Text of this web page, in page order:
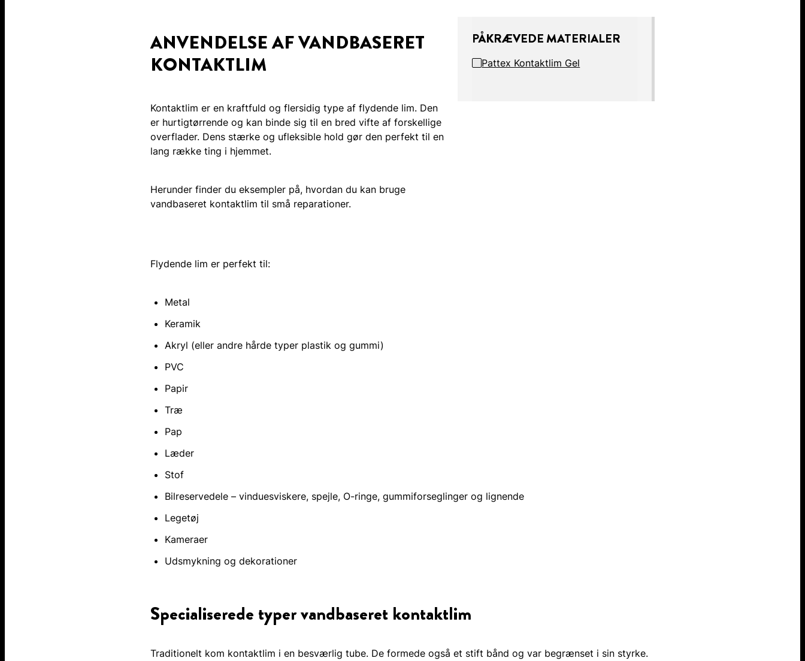
ANVENDELSE AF VANDBASERET
KONTAKTLIM
Kontaktlim er en kraftfuld og flersidig type af flydende lim. Den
er hurtigtørrende og kan binde sig til en bred vifte af forskellige
overflader. Dens stærke og ufleksible hold gør den perfekt til en
lang række ting i hjemmet.
Herunder finder du eksempler på, hvordan du kan bruge
vandbaseret kontaktlim til små reparationer.
PÅKRÆVEDE MATERIALER
Pattex Kontaktlim Gel
Flydende lim er perfekt til:
Metal
Keramik
Akryl (eller andre hårde typer plastik og gummi)
PVC
Papir
Træ
Pap
Læder
Stof
Bilreservedele – vinduesviskere, spejle, O-ringe, gummiforseglinger og lignende
Legetøj
Kameraer
Udsmykning og dekorationer
Specialiserede typer vandbaseret kontaktlim
Traditionelt kom kontaktlim i en besværlig tube. De formede også et stift bånd og var begrænset i sin styrke.